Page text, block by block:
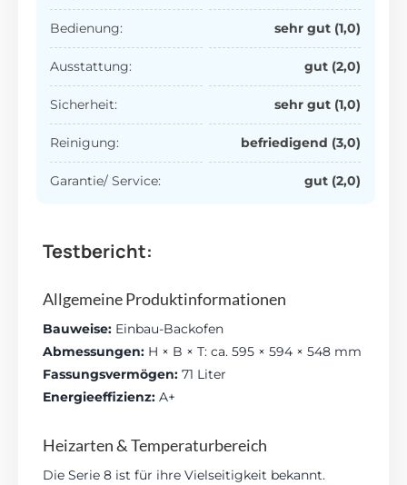
Bedienung: sehr gut (1,0)
Ausstattung: gut (2,0)
Sicherheit: sehr gut (1,0)
Reinigung: befriedigend (3,0)
Garantie/ Service: gut (2,0)
Testbericht:
Allgemeine Produktinformationen
Bauweise: Einbau-Backofen
Abmessungen: H × B × T: ca. 595 × 594 × 548 mm
Fassungsvermögen: 71 Liter
Energieeffizienz: A+
Heizarten & Temperaturbereich
Die Serie 8 ist für ihre Vielseitigkeit bekannt.